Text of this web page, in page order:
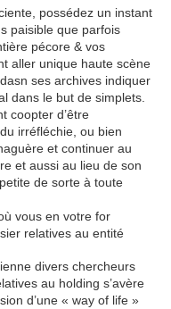
possédez un instant
paisible que parfois
pécore & vos
aller unique haute scène
ses archives indiquer
dans le but de simplets.
coopter d’être
irréfléchie, ou bien
et continuer au
et aussi au lieu de son
de sorte à toute
vous en votre for
relatives au entité
divers chercheurs
au holding s’avère
d’une « way of life »